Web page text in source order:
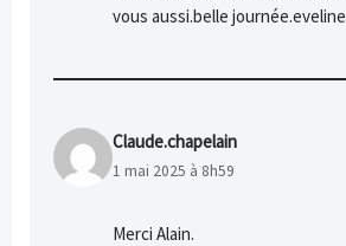
vous aussi.belle journée.eveline
Claude.chapelain
1 mai 2025 à 8h59
Merci Alain.